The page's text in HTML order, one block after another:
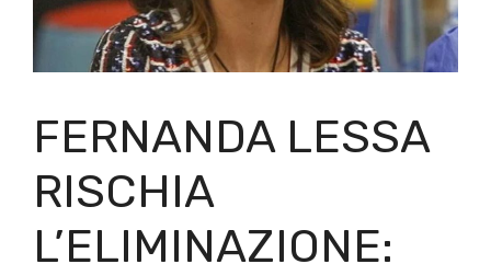
FERNANDA LESSA
RISCHIA
L’ELIMINAZIONE: